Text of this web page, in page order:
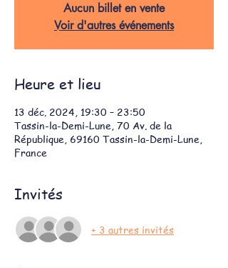
Aucun billet en vente
Voir d'autres événements
Heure et lieu
13 déc. 2024, 19:30 – 23:50
Tassin-la-Demi-Lune, 70 Av. de la
République, 69160 Tassin-la-Demi-Lune,
France
Invités
+ 3 autres invités